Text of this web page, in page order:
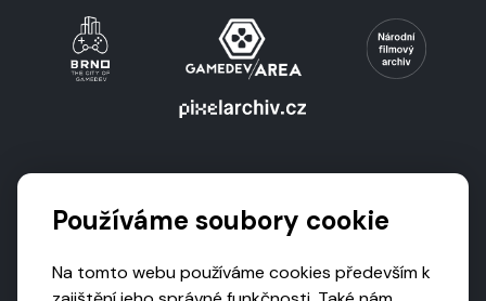
Používáme soubory cookie
Na tomto webu používáme cookies především k